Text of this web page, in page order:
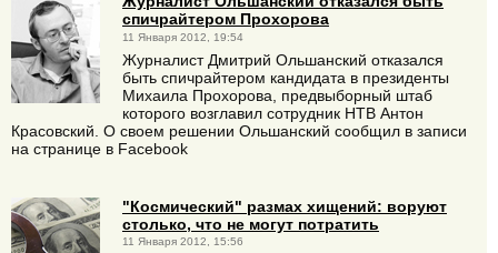
спичрайтером Прохорова
11 Января 2012, 19:54
Журналист Дмитрий Ольшанский отказался
быть спичрайтером кандидата в президенты
Михаила Прохорова, предвыборный штаб
которого возглавил сотрудник НТВ Антон
Красовский. О своем решении Ольшанский сообщил в записи
на странице в Facebook
"Космический" размах хищений: воруют
столько, что не могут потратить
11 Января 2012, 15:56